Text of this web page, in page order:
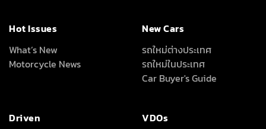
Hot Issues
What’s New
Motorcycle News
New Cars
รถใหม่ต่างประเทศ
รถใหม่ในประเทศ
Car Buyer's Guide
Driven
VDOs